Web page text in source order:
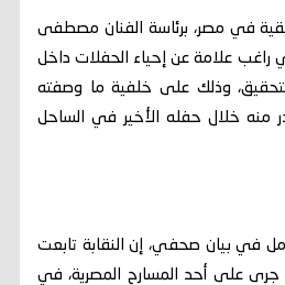
في مصر، برئاسة الفنان مصطفى
راغب علامة عن إحياء الحفلات داخل
وذلك على خلفية ما وصفته
منه خلال حفله الأخير في الساحل
في بيان صحفي، إن النقابة تابعت
جرى على أحد المسارح المصرية، في